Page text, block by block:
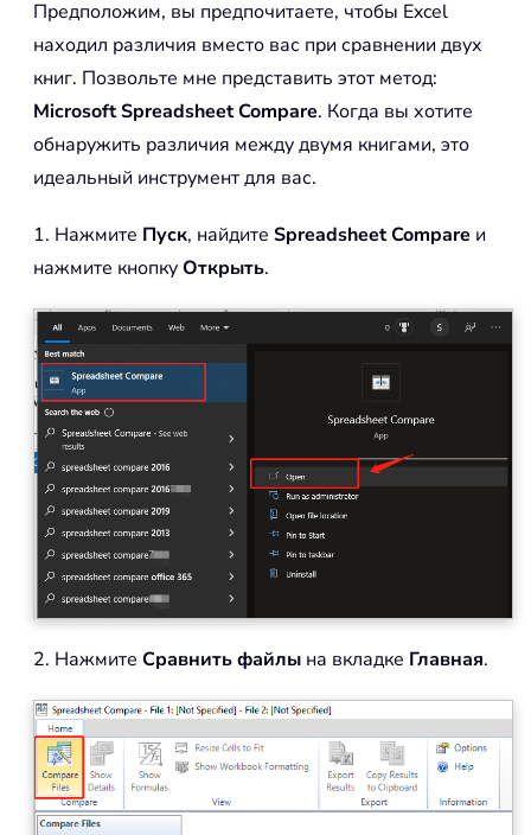
Предположим, вы предпочитаете, чтобы Excel
находил различия вместо вас при сравнении двух
книг. Позвольте мне представить этот метод:
Microsoft Spreadsheet Compare. Когда вы хотите
обнаружить различия между двумя книгами, это
идеальный инструмент для вас.
1. Нажмите Пуск, найдите Spreadsheet Compare и
нажмите кнопкуОткрыть.
2. Нажмите Сравнить файлы на вкладке Главная.